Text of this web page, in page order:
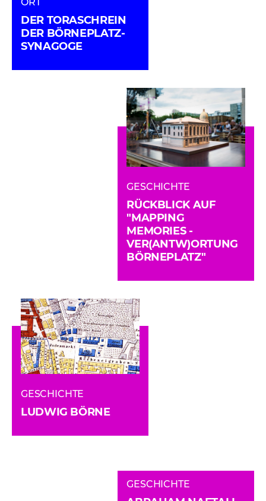
DER TORASCHREIN
DER BÖRNEPLATZ-
SYNAGOGE
GESCHICHTE
RÜCKBLICK AUF
"MAPPING
MEMORIES -
VER(ANTW)ORTUNG
BÖRNEPLATZ"
GESCHICHTE
LUDWIG BÖRNE
GESCHICHTE
Funktionale Cookies
Diese Cookies stellen sicher, dass die
Website fehlerfrei funktioniert. Diese
Cookies können nicht deaktiviert werden.
Externe Cookies
Diese Cookies können von Dritten wie
Cookies zur Websiteanalyse
Mit diesen Cookies messen wir die Nutzung